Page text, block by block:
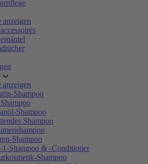
anzeigen
anzeigen
Shampoo
Shampoo
Shampoo
Shampoo
1-Shampoo & -Conditioner
Shampoo